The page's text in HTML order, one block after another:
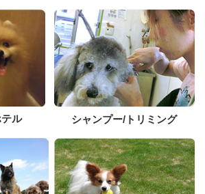
ル シャンプー/トリミング